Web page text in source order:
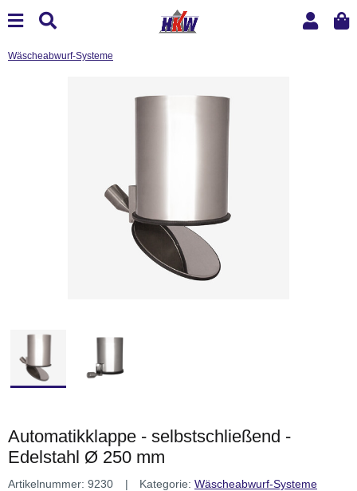
Wäscheabwurf-Systeme
Automatikklappe - selbstschließend -
Edelstahl Ø 250 mm
Artikelnummer: 9230 Kategorie: Wäscheabwurf-Systeme